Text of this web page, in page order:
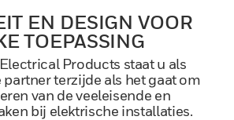
EN DESIGN VOOR
TOEPASSING
Products staat u als
terzijde als het gaat om
van de veeleisende en
bij elektrische installaties.